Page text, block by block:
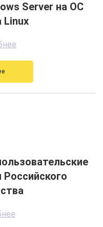
Server на ОС
Linux